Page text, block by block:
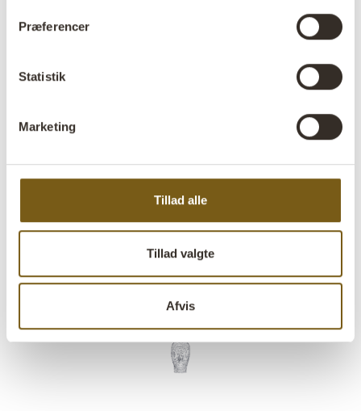
Præferencer
Statistik
Marketing
Tillad alle
Tillad valgte
Afvis
Dette lille vitrineskab er udformet som et smukt tempel
Med sine dekorative tårne og små glasvinduer udstråler
det både charme og karakter. Den indbyggede skuffe
med et rustikt muslingskalformet greb tilføjer ekstra
opbevaringsmuligheder, mens de dobbelte glaslåger gør
Stil et spørgsmål vedrørende dette produkt